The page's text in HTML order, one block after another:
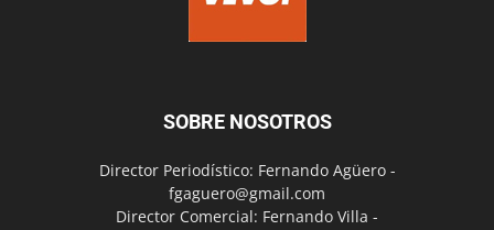
SOBRE NOSOTROS
Director Periodístico: Fernando Agüero -
fgaguero@gmail.com
Director Comercial: Fernando Villa -